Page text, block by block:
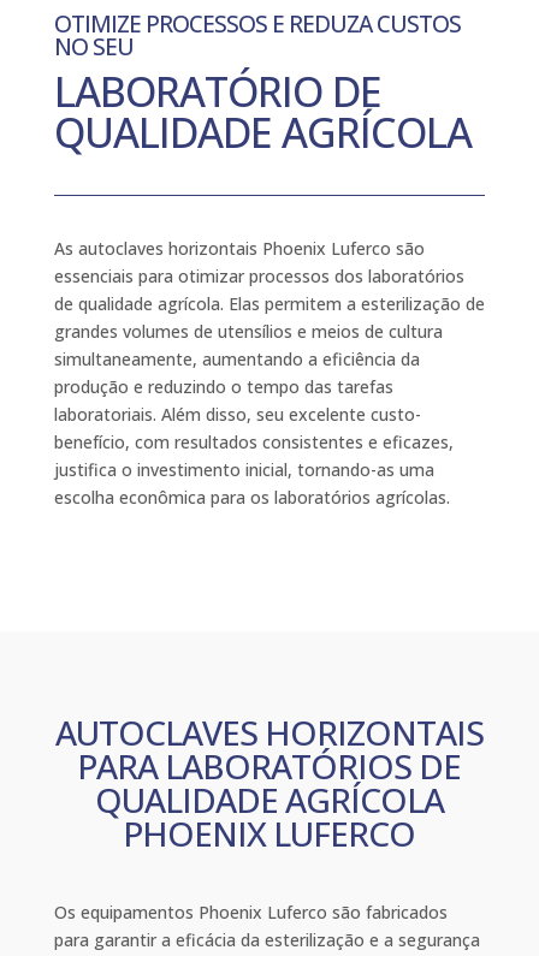
OTIMIZE PROCESSOS E REDUZA CUSTOS
NO SEU
LABORATÓRIO DE
QUALIDADE AGRÍCOLA
As autoclaves horizontais Phoenix Luferco são
essenciais para otimizar processos dos laboratórios
de qualidade agrícola. Elas permitem a esterilização de
grandes volumes de utensílios e meios de cultura
simultaneamente, aumentando a eficiência da
produção e reduzindo o tempo das tarefas
laboratoriais. Além disso, seu excelente custo-
benefício, com resultados consistentes e eficazes,
justifica o investimento inicial, tornando-as uma
escolha econômica para os laboratórios agrícolas.
AUTOCLAVES HORIZONTAIS
PARA LABORATÓRIOS DE
QUALIDADE AGRÍCOLA
PHOENIX LUFERCO
Os equipamentos Phoenix Luferco são fabricados
para garantir a eficácia da esterilização e a segurança